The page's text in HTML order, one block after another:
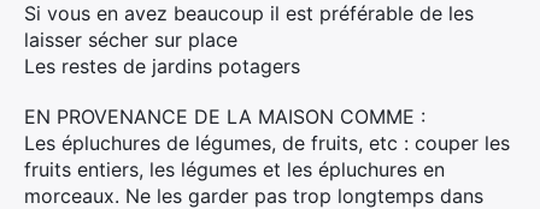
Si vous en avez beaucoup il est préférable de les
laisser sécher sur place
Les restes de jardins potagers
EN PROVENANCE DE LA MAISON COMME :
Les épluchures de légumes, de fruits, etc : couper les
fruits entiers, les légumes et les épluchures en
morceaux. Ne les garder pas trop longtemps dans